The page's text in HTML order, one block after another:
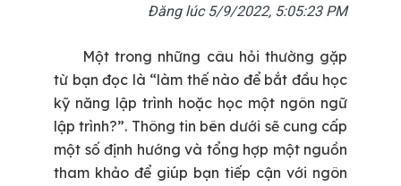
Đăng lúc5/9/2022, 5:05:23 PM
Một trong những câu hỏi thường gặp
từ bạn đọc là “làm thế nào để bắt đầu học
kỹ năng lập trình hoặc học một ngôn ngữ
lập trình?”. Thông tin bên dưới sẽ cung cấp
một số định hướng và tổng hợp một nguồn
tham khảo để giúp bạn tiếp cận với ngôn